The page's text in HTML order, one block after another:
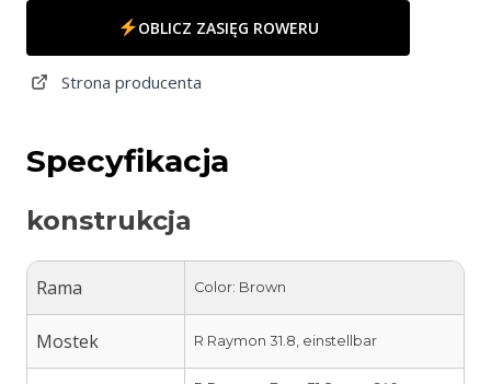
OBLICZ ZASIĘG ROWERU
Strona producenta
Specyfikacja
konstrukcja
Rama Color: Brown
Mostek R Raymon 31.8, einstellbar